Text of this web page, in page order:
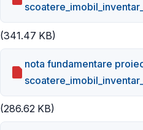
(341.47 KB)
nota fundamentare
(286.62 KB)